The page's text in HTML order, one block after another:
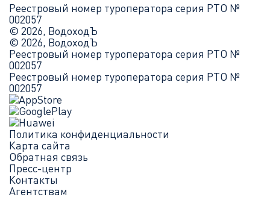
Реестровый номер туроператора серия РТО №
002057
© 2026, ВодоходЪ
© 2026, ВодоходЪ
Реестровый номер туроператора серия РТО №
002057
Реестровый номер туроператора серия РТО №
002057
Политика конфиденциальности
Карта сайта
Обратная связь
Пресс-центр
Контакты
Агентствам